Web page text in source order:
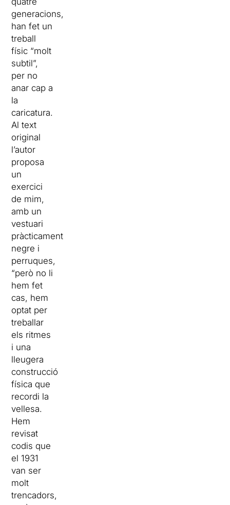
generacions,
han fet un
treball
físic “molt
subtil”,
per no
anar cap a
la
caricatura.
Al text
original
l’autor
proposa
un
exercici
de mim,
amb un
vestuari
pràcticament
negre i
perruques,
“però no li
hem fet
cas, hem
optat per
treballar
els ritmes
i una
lleugera
construcció
física que
recordi la
vellesa.
Hem
revisat
codis que
el 1931
van ser
molt
trencadors,